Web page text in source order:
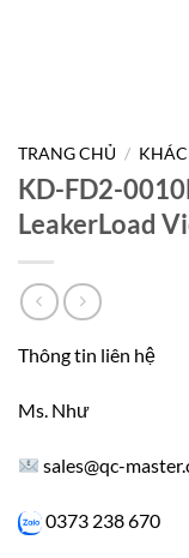
TRANG CHỦ / KHÁC
KD-FD2-
LeakerLoad
Thông tin liên hệ
Ms. Như
sales@qc-
0373 238 670